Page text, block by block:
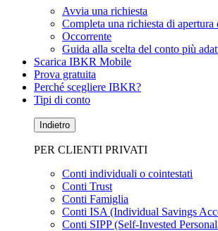
Avvia una richiesta
Completa una richiesta di apertura
Occorrente
Guida alla scelta del conto più
Scarica IBKR Mobile
Prova gratuita
Perché scegliere IBKR?
Tipi di conto
Indietro
PER CLIENTI PRIVATI
Conti individuali o cointestati
Conti Trust
Conti Famiglia
Conti ISA (Individual Savings
Conti SIPP (Self-Invested